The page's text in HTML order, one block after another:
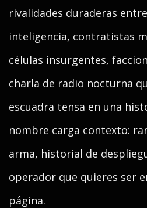
rivalidades duraderas
inteligencia, contratistas
células insurgentes,
charla de radio nocturna
escuadra tensa en una
nombre carga contexto:
arma, historial de
operador que quieres ser
página.